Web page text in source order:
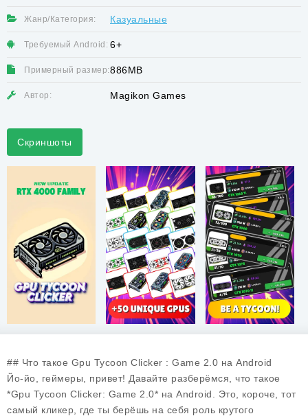
Жанр/Категория: Казуальные
Требуемый Android: 6+
Примерный размер:886MB
Автор: Magikon Games
Скриншоты
## Что такое Gpu Tycoon Clicker : Game 2.0 на Android
Йо-йо, геймеры, привет! Давайте разберёмся, что такое
*Gpu Tycoon Clicker: Game 2.0* на Android. Это, короче, тот
самый кликер, где ты берёшь на себя роль крутого